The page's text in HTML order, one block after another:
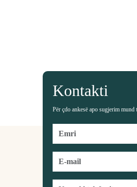
Kontakti
Për çdo ankesë apo sugjerim